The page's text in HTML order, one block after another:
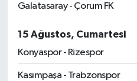
Galatasaray - Çorum FK
15 Ağustos, Cumartesi
Konyaspor - Rizespor
Kasımpaşa - Trabzonspor